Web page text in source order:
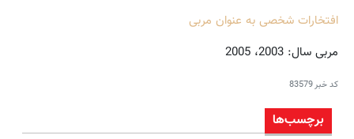
افتخارات شخصی به عنوان مربی
مربی سال: 2003، 2005
کد خبر83579
برچسب‌ها